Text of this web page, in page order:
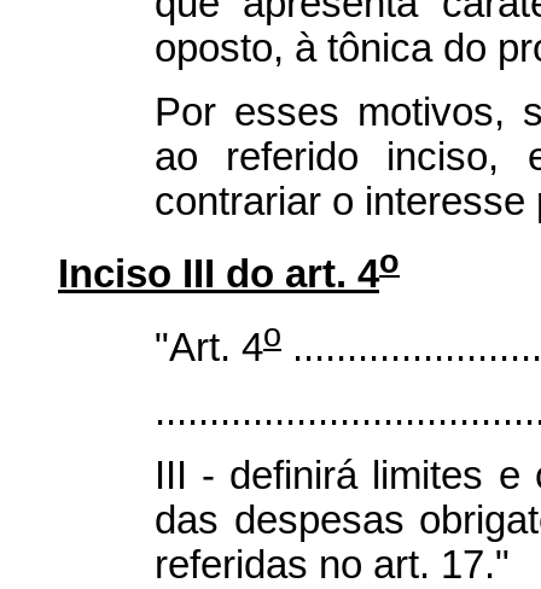
oposto, à tônica do
Por esses motivos,
ao referido inciso,
contrariar o interesse
Inciso III do art. 4o
"Art. 4o
III - definirá limites e
das despesas
referidas no art. 17."